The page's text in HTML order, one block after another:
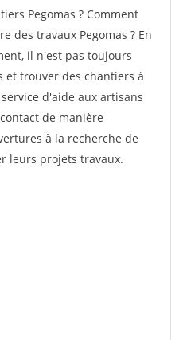
Pegomas ? Comment
des travaux Pegomas ? En
il n'est pas toujours
et trouver des chantiers à
d'aide aux artisans
de manière
à la recherche de
leurs projets travaux.